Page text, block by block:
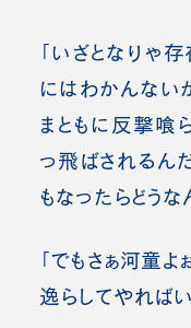
「いざとなりゃ
にはわかんない
まともに反撃喰
っ飛ばされるん
もなったらどうな
「でもさぁ河童
逸らしてやれば